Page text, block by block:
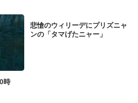
時
悲愴のウィリーデにプリズニャ
ンの「タマげたニャー」